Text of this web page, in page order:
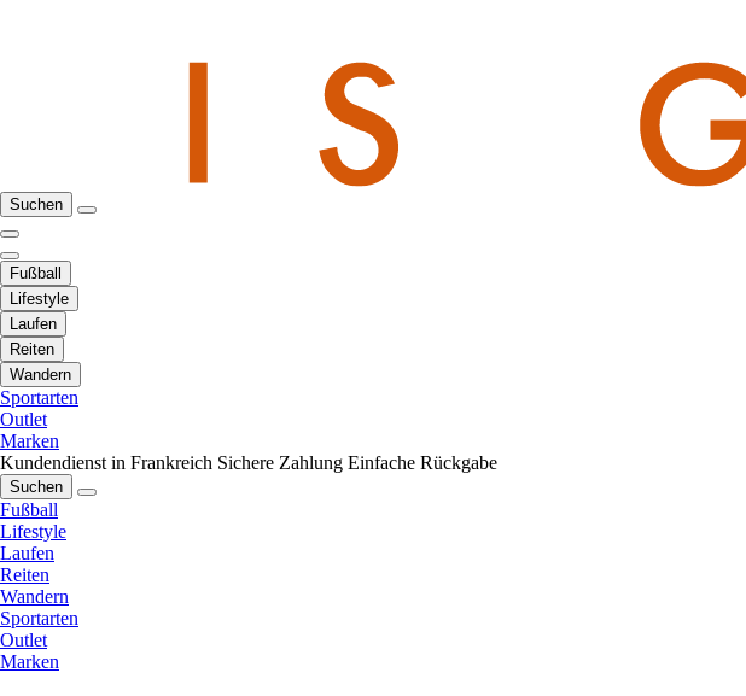
Suchen
Fußball
Lifestyle
Laufen
Reiten
Wandern
Sportarten
Outlet
Marken
Kundendienst in Frankreich Sichere Zahlung Einfache Rückgabe
Suchen
Fußball
Lifestyle
Laufen
Reiten
Wandern
Sportarten
Outlet
Marken